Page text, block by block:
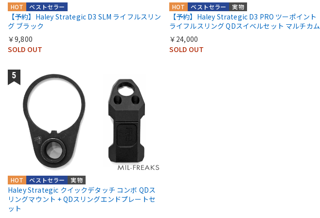
ベストセラー
HOT
【予約】Haley Strategic D3 SLM ライフルスリン
グ ブラック
￥9,800
SOLD OUT
実物
ベストセラー
HOT
【予約】Haley Strategic D3 PRO ツーポイント
ライフルスリング QDスイベルセット マルチカム
￥24,000
SOLD OUT
実物
ベストセラー
HOT
Haley Strategic クイックデタッチ コンボ QDス
リングマウント + QDスリングエンドプレートセ
ット